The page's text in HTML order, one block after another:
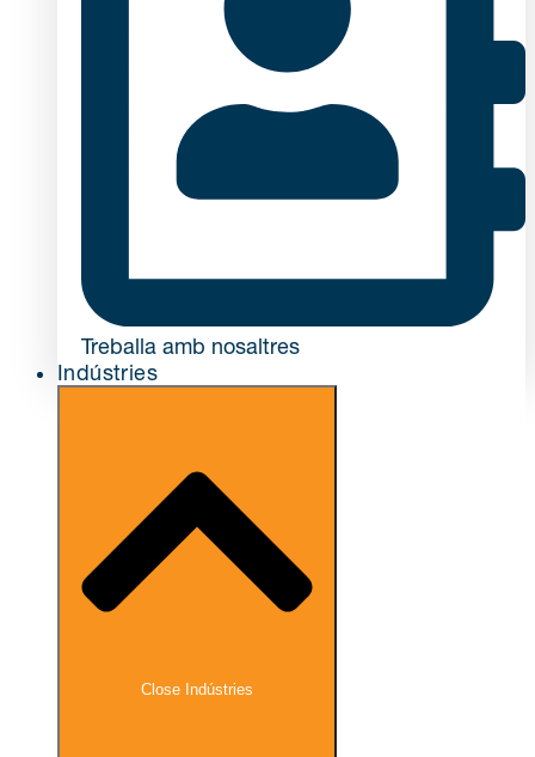
Treballa amb nosaltres
Indústries
Close Indústries